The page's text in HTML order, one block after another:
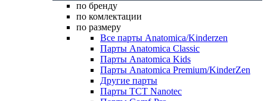
по бренду
по комлектации
по размеру
Все парты Anatomica/Kinderzen
Парты Anatomica Classic
Парты Anatomica Kids
Парты Anatomica Premium/KinderZen
Другие парты
Парты TCT Nanotec